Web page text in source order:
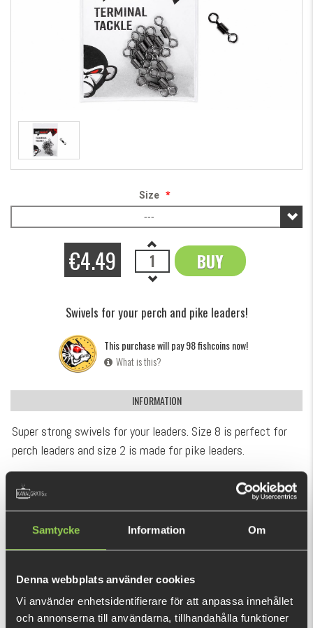
Samtycke Information Om
Denna webbplats använder cookies
Vi använder enhetsidentifierare för att anpassa innehållet
och annonserna till användarna, tillhandahålla funktioner
Size *
---
€4.49 BUY
OK
Swivels for your perch and pike leaders!
This purchase will pay 98 fishcoins now!
What is this?
INFORMATION
Super strong swivels for your leaders. Size 8 is perfect for
perch leaders and size 2 is made for pike leaders.
Comes in 10-pack.
RECOMMENDED PRODUCTS